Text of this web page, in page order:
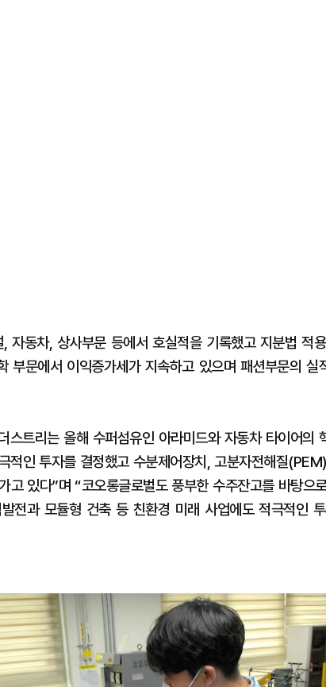
자동차, 상사부문 등에서 호실적을 기록했고 지분법 적
부문에서 이익증가세가 지속하고 있으며 패션부문의 실
스트리는 올해 수퍼섬유인 아라미드와 자동차 타이어의
적인 투자를 결정했고 수분제어장치, 고분자전해질
고 있다”며 “코오롱글로벌도 풍부한 수주잔고를 바탕으
전과 모듈형 건축 등 친환경 미래 사업에도 적극적인